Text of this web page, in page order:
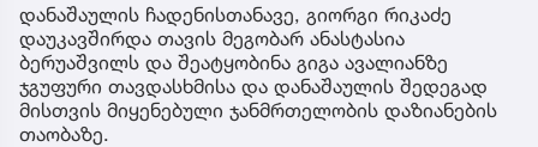
დანაშაულის ჩადენისთანავე, გიორგი რიკაძე
დაუკავშირდა თავის მეგობარ ანასტასია
ბერუაშვილს და შეატყობინა გიგა ავალიანზე
ჯგუფური თავდასხმისა და დანაშაულის შედეგად
მისთვის მიყენებული ჯანმრთელობის დაზიანების
თაობაზე.